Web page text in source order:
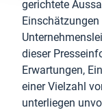
gerichtete
dieser
Erwartungen,
einer Vielzahl
unterliegen